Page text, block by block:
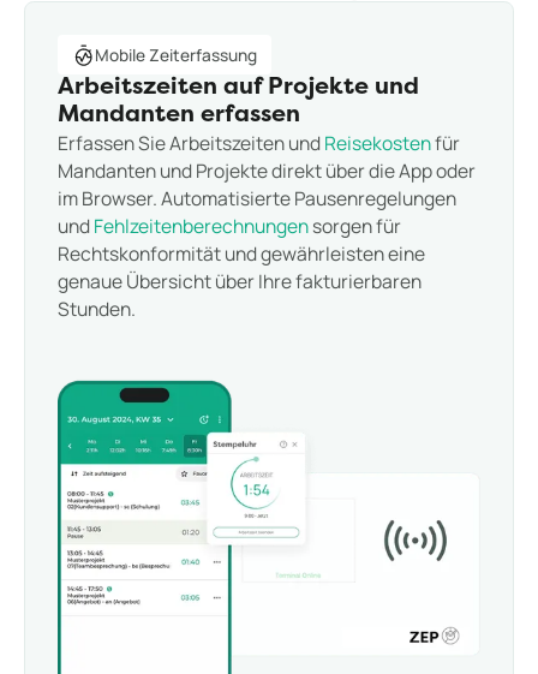
Mobile Zeiterfassung
Arbeitszeiten auf Projekte und
Mandanten erfassen
Erfassen Sie Arbeitszeiten undReisekostenfür
Mandanten und Projekte direkt über die App oder
im Browser. Automatisierte Pausenregelungen
undFehlzeitenberechnungensorgen für
Rechtskonformität und gewährleisten eine
genaue Übersicht über Ihre fakturierbaren
Stunden.